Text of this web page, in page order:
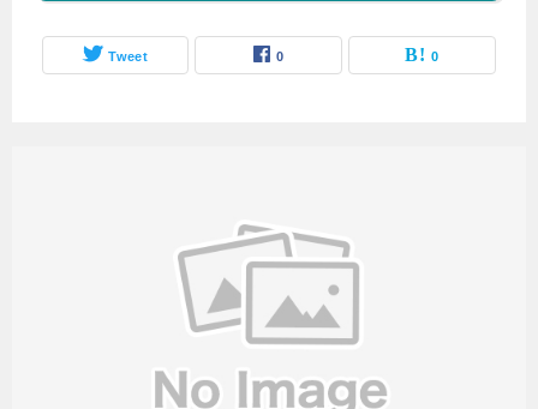
Tweet 0 0